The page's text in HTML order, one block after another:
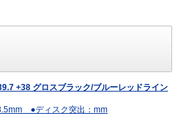
+38 グロスブラック/ブルーレッドライン
●ディスク突出：mm